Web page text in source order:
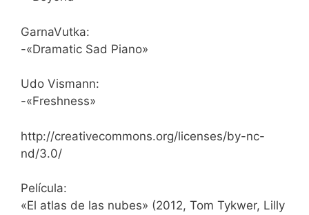
GarnaVutka:
-«Dramatic Sad Piano»
Udo Vismann:
-«Freshness»
http://creativecommons.org/licenses/by-nc-
nd/3.0/
Película:
«El atlas de las nubes» (2012, Tom Tykwer, Lilly